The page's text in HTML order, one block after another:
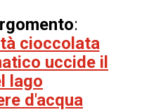
:
cioccolata
uccide il
lago
d'acqua